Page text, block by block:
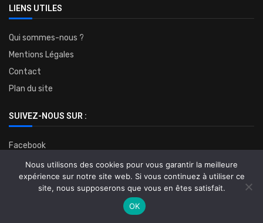
LIENS UTILES
Qui sommes-nous ?
Mentions Légales
Contact
Plan du site
SUIVEZ-NOUS SUR :
Facebook
Twitter
Instagram
Nous utilisons des cookies pour vous garantir la meilleure
expérience sur notre site web. Si vous continuez à utiliser ce
site, nous supposerons que vous en êtes satisfait.
OK